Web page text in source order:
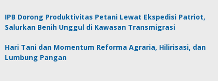
IPB Dorong Produktivitas Petani Lewat Ekspedisi Patriot,
Salurkan Benih Unggul di Kawasan Transmigrasi
Hari Tani dan Momentum Reforma Agraria, Hilirisasi, dan
Lumbung Pangan